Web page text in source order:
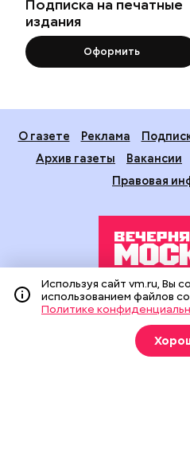
Подписка на печатные
издания
Оформить
О газете Реклама
Архив газеты
Вакансии
Правовая
Издание создано при
средств массовой информации
На сайте применяются
(информационные технологии
на основе сбора,
Используя сайт vm.ru, Вы
использованием файлов
Политике